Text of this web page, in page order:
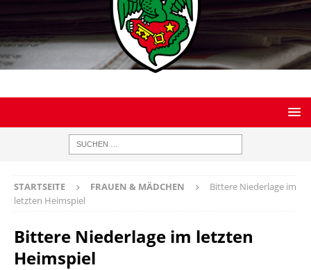
STARTSEITE FRAUEN & MÄDCHEN
Bittere Niederlage im
letzten Heimspiel
Bittere Niederlage im letzten
Heimspiel